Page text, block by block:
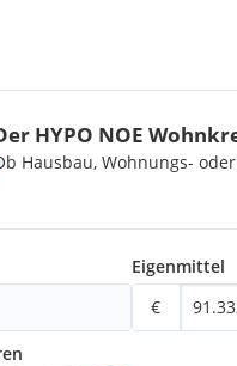
zwischen dem
tätig.
HYPO NOE
Hausbau, Wohnungs-
Eigenmittel
€